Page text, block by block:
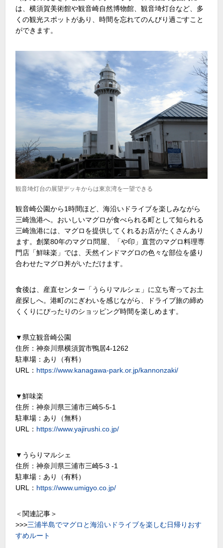
は、横須賀美術館や観音崎自然博物館、観音埼灯台など、多
くの観光スポットがあり、時間を忘れてのんびり過ごすこと
ができます。
観音埼灯台の展望デッキからは東京湾を一望できる
観音崎公園から1時間ほど、海沿いドライブを楽しみながら
三崎漁港へ。おいしいマグロが食べられる町として知られる
三崎漁港には、マグロを提供してくれるお店がたくさんあり
ます。創業80年のマグロ問屋、「や印」直営のマグロ料理専
門店「鮮味楽」では、天然インドマグロの色々な部位を盛り
合わせたマグロ丼がいただけます。
食後は、産直センター「うらりマルシェ」に立ち寄ってお土
産探しへ。港町のにぎわいを感じながら、ドライブ旅の締め
くくりにぴったりのショッピング時間を楽しめます。
▼県立観音崎公園
住所：神奈川県横須賀市鴨居4-1262
駐車場：あり（有料）
URL： https://www.kanagawa-park.or.jp/kannonzaki/
▼鮮味楽
住所：神奈川県三浦市三崎5-5-1
駐車場：あり（無料）
URL： https://www.yajirushi.co.jp/
▼うらりマルシェ
住所：神奈川県三浦市三崎5-3 -1
駐車場：あり（有料）
URL： https://www.umigyo.co.jp/
＜関連記事＞
>>>三浦半島でマグロと海沿いドライブを楽しむ日帰りおす
すめルート